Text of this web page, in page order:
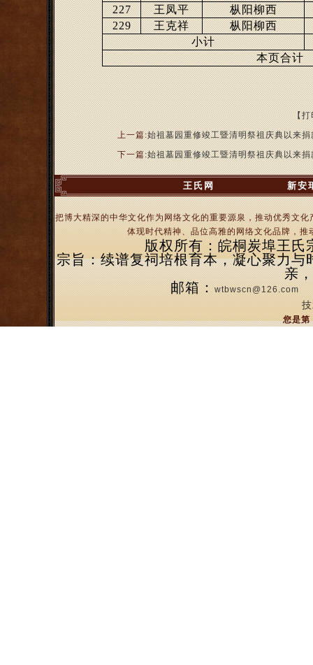
227
王凤平
枞阳柳西
229
王克祥
枞阳柳西
小计
本页合计
【打
上一篇:始祖墓园重修竣工暨清明祭祖庆典以来
下一篇:始祖墓园重修竣工暨清明祭祖庆典以来
王氏网 新安
把博大精深的中华文化作为网络文化的重要源泉，推动优秀文
体现时代精神、品位高雅的网络文化品牌，
版权所有：皖桐炭埠王氏
宗旨：续谱复祠培根育本，凝心聚力
亲
邮箱：wtbwscn@126.com
您是第